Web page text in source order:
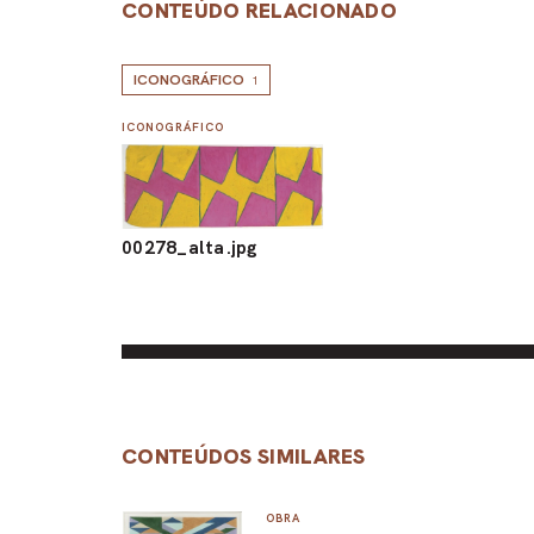
CONTEÚDO RELACIONADO
ICONOGRÁFICO 1
ICONOGRÁFICO
00278_alta.jpg
CONTEÚDOS SIMILARES
OBRA